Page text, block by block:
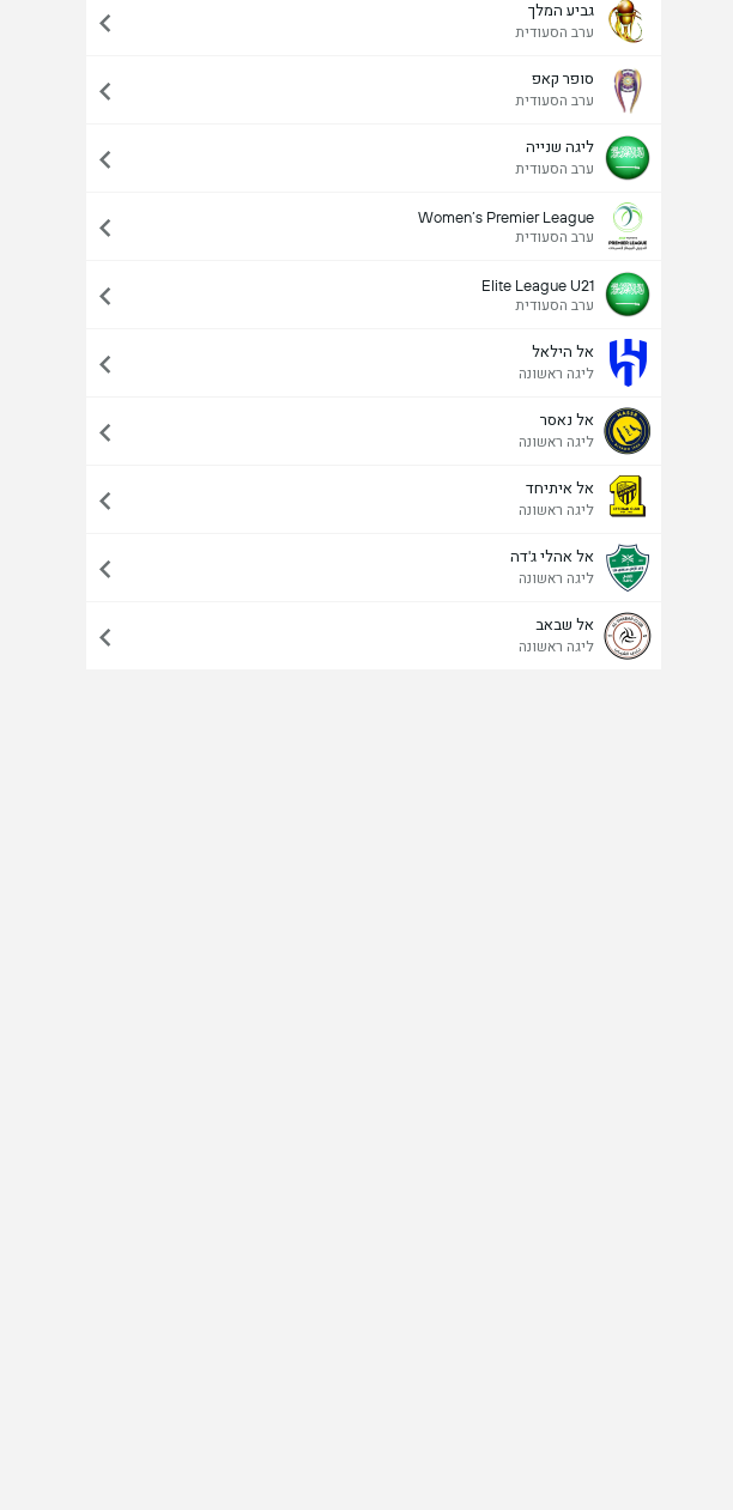
גביע המלך
ערב הסעודית
סופר קאפ
ערב הסעודית
ליגה שנייה
ערב הסעודית
Women’s Premier League
ערב הסעודית
Elite League U21
ערב הסעודית
אל הילאל
ליגה ראשונה
אל נאסר
ליגה ראשונה
אל איתיחד
ליגה ראשונה
אל אהלי ג'דה
ליגה ראשונה
אל שבאב
ליגה ראשונה